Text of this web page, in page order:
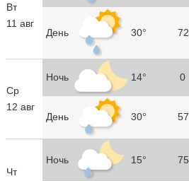
Вт
11 авг
День 30° 72
Ср
12 авг
Ночь 14° 0
День 30° 57
Чт
Ночь 15° 75